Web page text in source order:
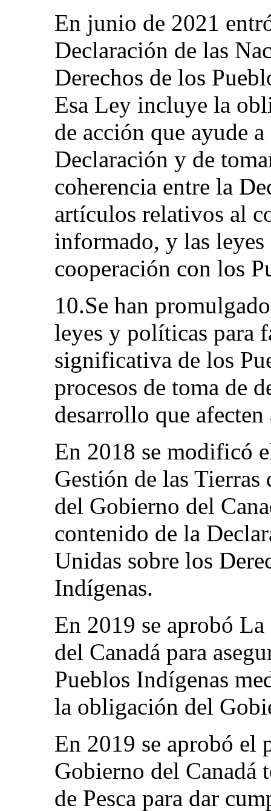
En junio de 2021
Declaración de las
Derechos de los
Esa Ley incluye la
de acción que ayude
Declaración y de
coherencia entre la
artículos relativos al
informado, y las
cooperación con los
10.Se han
leyes y políticas para
significativa de los
procesos de toma de
desarrollo que
En 2018 se modificó
Gestión de las Tierras
del Gobierno del
contenido de la
Unidas sobre los
Indígenas.
En 2019 se aprobó
del Canadá para
Pueblos Indígenas
la obligación del
En 2019 se aprobó el
Gobierno del Canadá
de Pesca para dar